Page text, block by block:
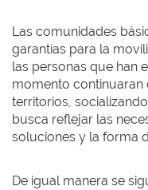
Las comunidades
garantías para la
las personas que han
momento continuaran
territorios,
busca reflejar las
soluciones y la forma
De igual manera se